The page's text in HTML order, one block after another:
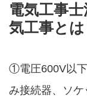
電気工事
気工事とは
①電圧600V以
み接続器、ソ